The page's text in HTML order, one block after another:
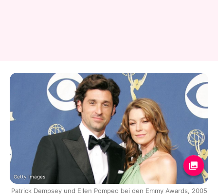
Getty Images
Patrick Dempsey und Ellen Pompeo bei den Emmy Awards, 2005